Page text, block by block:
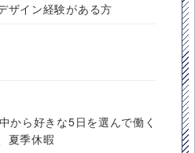
ザイン経験がある方
から好きな5日を選んで働く
夏季休暇